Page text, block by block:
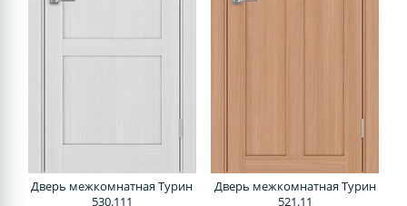
Дверь межкомнатная Турин
530.111
Дверь межкомнатная Турин
521.11